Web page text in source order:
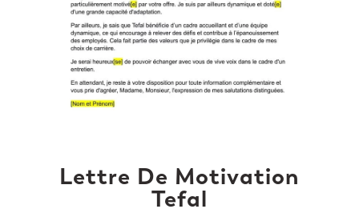
Lettre De Motivation
Tefal